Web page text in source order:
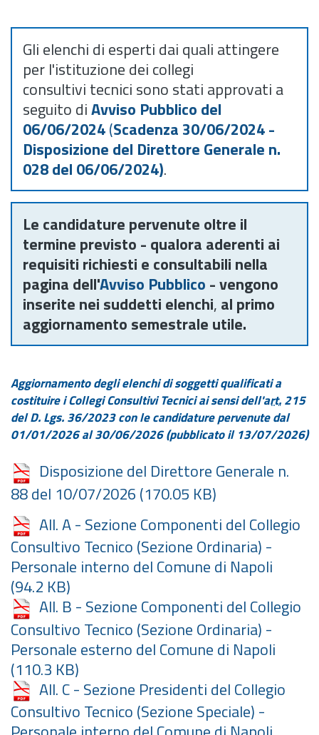
Gli elenchi di esperti dai quali attingere
per l'istituzione dei collegi
consultivi tecnici sono stati approvati a
seguito diAvviso Pubblico del
06/06/2024(Scadenza 30/06/2024 -
Disposizione del Direttore Generale n.
028 del 06/06/2024).
Le candidature pervenute oltre il
termine previsto - qualora aderenti ai
requisiti richiesti e consultabili nella
pagina dell'Avviso Pubblico - vengono
inserite nei suddetti elenchi, al primo
aggiornamento semestrale utile.
Aggiornamento degli elenchi di soggetti qualificati a
costituire i Collegi Consultivi Tecnici ai sensi dell'art.215
del D. Lgs. 36/2023 con le candidature pervenute dal
01/01/2026 al 30/06/2026 (pubblicato il 13/07/2026)
Disposizione del Direttore Generale n.
88 del 10/07/2026 (170.05 KB)
All. A - Sezione Componenti del Collegio
Consultivo Tecnico (Sezione Ordinaria) -
Personale interno del Comune di Napoli
(94.2 KB)
All. B - Sezione Componenti del Collegio
Consultivo Tecnico (Sezione Ordinaria) -
Personale esterno del Comune di Napoli
(110.3 KB)
All. C - Sezione Presidenti del Collegio
Consultivo Tecnico (Sezione Speciale) -